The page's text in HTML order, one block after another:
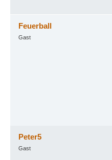
Feuerball
Gast
Peter5
Gast